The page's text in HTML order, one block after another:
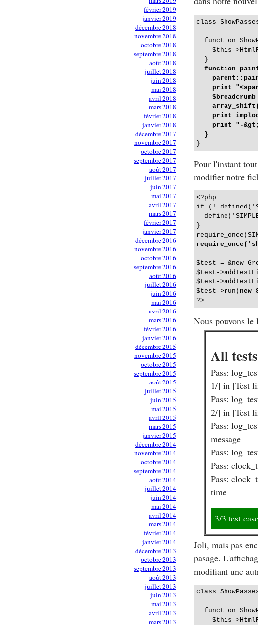
février 2019
janvier 2019
décembre 2018
novembre 2018
octobre 2018
septembre 2018
août 2018
juillet 2018
juin 2018
mai 2018
avril 2018
mars 2018
février 2018
janvier 2018
décembre 2017
novembre 2017
octobre 2017
septembre 2017
août 2017
juillet 2017
juin 2017
mai 2017
avril 2017
mars 2017
février 2017
janvier 2017
décembre 2016
novembre 2016
octobre 2016
septembre 2016
août 2016
juillet 2016
juin 2016
mai 2016
avril 2016
mars 2016
février 2016
janvier 2016
décembre 2015
novembre 2015
octobre 2015
septembre 2015
août 2015
juillet 2015
juin 2015
mai 2015
avril 2015
mars 2015
janvier 2015
décembre 2014
novembre 2014
octobre 2014
septembre 2014
août 2014
juillet 2014
juin 2014
mai 2014
avril 2014
mars 2014
février 2014
janvier 2014
décembre 2013
octobre 2013
septembre 2013
août 2013
juillet 2013
juin 2013
mai 2013
avril 2013
mars 2013
class
function
$this-
  }
function
print
$breadcrumb
print
print "-
  }
Pour l'instant
modifier notre
<?php
if (!
}
$test = &new
$test-
$test-
$test->run( new
Nous pouvons le
All tests
Pass:
1/] in [Test
Pass:
2/] in [Test
Pass:
message
Pass:
Pass:
Pass:
time
3/3 test
Joli, mais pas
pasage.
modifiant une
class
function
$this-